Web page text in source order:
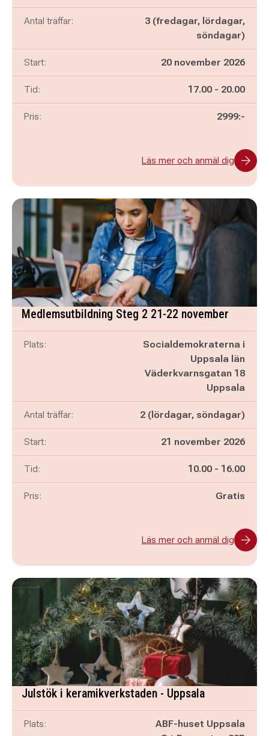
Antal träffar:
3 (fredagar, lördagar,
söndagar)
Start: 20 november 2026
Tid: Pågår mellan
17.00 - och
20.00
Pris: 2999:-
Läs mer och anmäl dig
Medlemsutbildning Steg 2 21-22 november
Plats:
Socialdemokraterna i
Uppsala län
Väderkvarnsgatan 18
Uppsala
Antal träffar: 2 (lördagar, söndagar)
Start: 21 november 2026
Tid: Pågår mellan
10.00 - och
16.00
Pris: Gratis
Läs mer och anmäl dig
Julstök i keramikverkstaden - Uppsala
Plats:
ABF-huset Uppsala